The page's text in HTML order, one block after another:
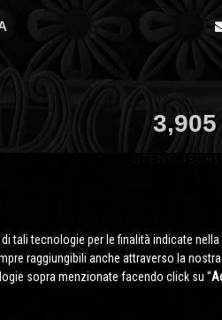
3,905
tali tecnologie per le finalità indicate nella
raggiungibili anche attraverso la nostra
sopra menzionate facendo click su ''